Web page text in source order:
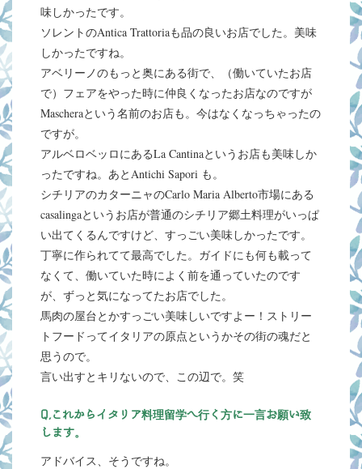
味しかったです。
ソレントのAntica Trattoriaも品の良いお店でした。美味
しかったですね。
アベリーノのもっと奥にある街で、（働いていたお店
で）フェアをやった時に仲良くなったお店なのですが
Mascheraという名前のお店も。今はなくなっちゃったの
ですが。
アルベロベッロにあるLa Cantinaというお店も美味しか
ったですね。あとAntichi Sapori も。
シチリアのカターニャのCarlo Maria Alberto市場にある
casalingaというお店が普通のシチリア郷土料理がいっぱ
い出てくるんですけど、すっごい美味しかったです。
丁寧に作られてて最高でした。ガイドにも何も載って
なくて、働いていた時によく前を通っていたのです
が、ずっと気になってたお店でした。
馬肉の屋台とかすっごい美味しいですよー！ストリー
トフードってイタリアの原点というかその街の魂だと
思うので。
言い出すとキリないので、この辺で。笑
Q,これからイタリア料理留学へ行く方に一言お願い致
します。
アドバイス、そうですね。